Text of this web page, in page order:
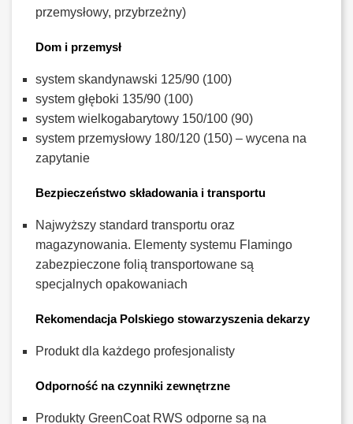
przemysłowy, przybrzeżny)
Dom i przemysł
system skandynawski 125/90 (100)
system głęboki 135/90 (100)
system wielkogabarytowy 150/100 (90)
system przemysłowy 180/120 (150) – wycena na
zapytanie
Bezpieczeństwo składowania i transportu
Najwyższy standard transportu oraz
magazynowania. Elementy systemu Flamingo
zabezpieczone folią transportowane są
specjalnych opakowaniach
Rekomendacja Polskiego stowarzyszenia dekarzy
Produkt dla każdego profesjonalisty
Odporność na czynniki zewnętrzne
Produkty GreenCoat RWS odporne są na